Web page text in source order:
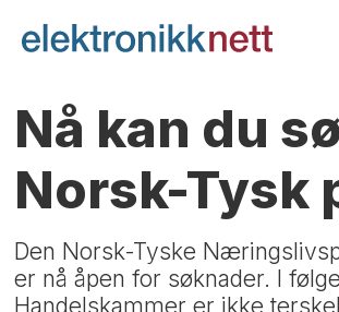
Nå kan du
Norsk-Tysk
Den Norsk-Tyske
er nå åpen for søknader. I
Handelskammer er ikke